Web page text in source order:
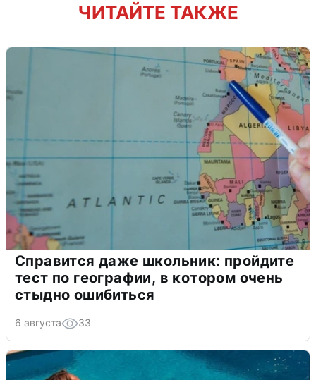
ЧИТАЙТЕ ТАКЖЕ
Справится даже школьник: пройдите
тест по географии, в котором очень
стыдно ошибиться
6 августа 33